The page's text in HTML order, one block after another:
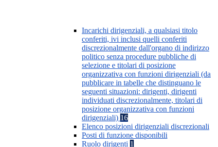
Incarichi dirigenziali, a qualsiasi titolo
conferiti, ivi inclusi quelli conferiti
discrezionalmente dall'organo di indirizzo
politico senza procedure pubbliche di
selezione e titolari di posizione
organizzativa con funzioni dirigenziali (da
pubblicare in tabelle che distinguano le
seguenti situazioni: dirigenti, dirigenti
individuati discrezionalmente, titolari di
posizione organizzativa con funzioni
dirigenziali) 16
Elenco posizioni dirigenziali discrezionali
Posti di funzione disponibili
Ruolo dirigenti 1